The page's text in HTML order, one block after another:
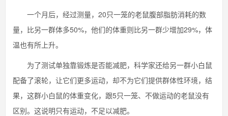
一个月后，经过测量，20只一笼的老鼠腹部脂肪消耗的数
量，比另一群体多50%，他们的体重则比另一群少增加29%，体
温也有所上升。
为了测试单独靠锻炼是否能减肥，科学家还给另一群小白鼠
配备了滚轮，让它们更多运动，却不为它们提供群体性环境，结
果，这群小白鼠的体重变化，跟5只一笼、不做运动的老鼠没有
区别。这说明只有运动，不足以减肥。